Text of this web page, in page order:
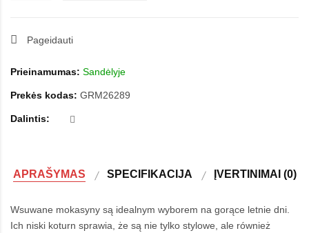
Pageidauti
Prieinamumas: Sandėlyje
Prekės kodas: GRM26289
Dalintis:
APRAŠYMAS SPECIFIKACIJA ĮVERTINIMAI (0)
Wsuwane mokasyny są idealnym wyborem na gorące letnie dni.
Ich niski koturn sprawia, że są nie tylko stylowe, ale również